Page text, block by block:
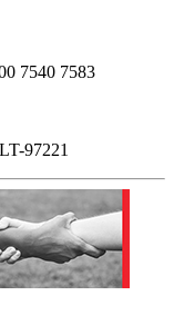
7540 7583
97221